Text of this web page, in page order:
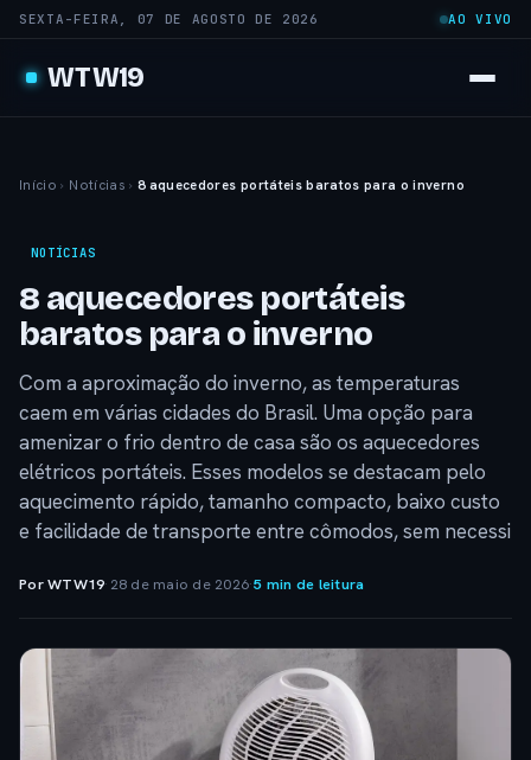
SEXTA-FEIRA, 07 DE AGOSTO DE 2026 AO VIVO
WTW19
Início › Notícias › 8 aquecedores portáteis baratos para o inverno
NOTÍCIAS
8 aquecedores portáteis
baratos para o inverno
Com a aproximação do inverno, as temperaturas
caem em várias cidades do Brasil. Uma opção para
amenizar o frio dentro de casa são os aquecedores
elétricos portáteis. Esses modelos se destacam pelo
aquecimento rápido, tamanho compacto, baixo custo
e facilidade de transporte entre cômodos, sem necessi
Por WTW19· 28 de maio de 2026·5 min de leitura